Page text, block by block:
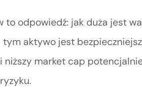
to odpowiedź: jak duża jest
aktywo jest
niższy market cap